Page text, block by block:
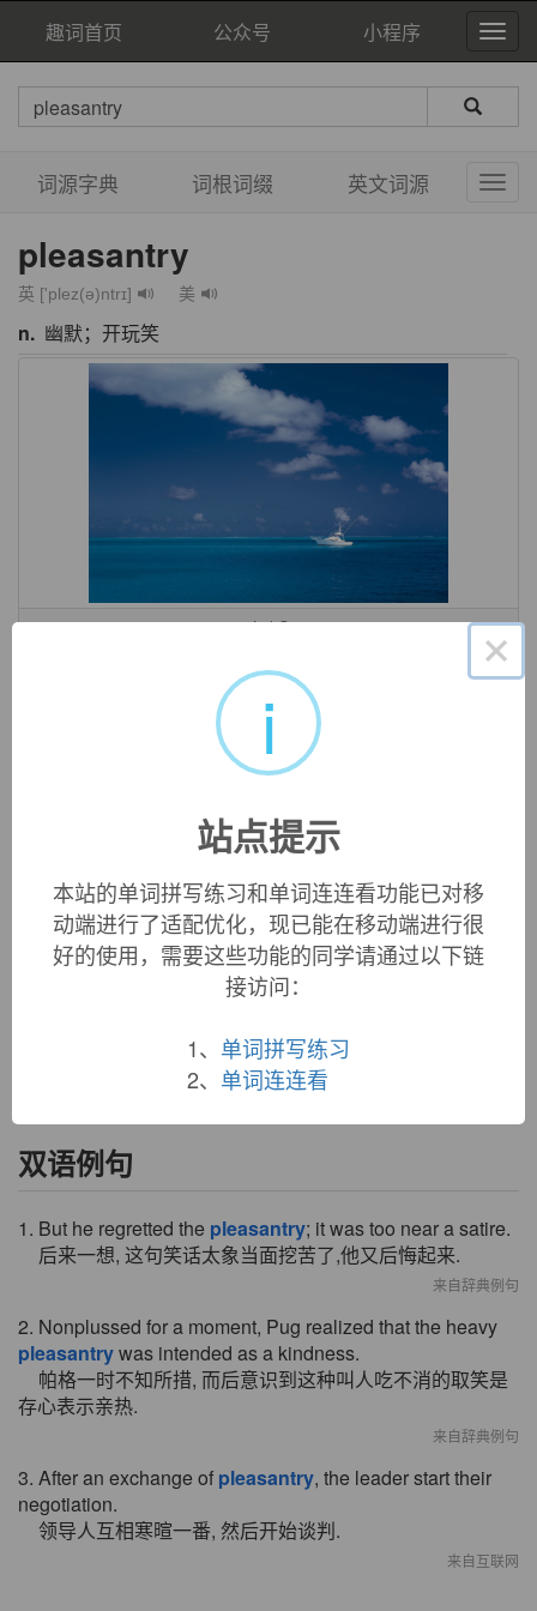
趣词首页 公众号 小程序
词源字典 词根词缀 英文词源
pleasantry
英 ['plez(ə)ntrɪ] 美
n. 幽默；开玩笑
« 1/ 3 »
客气话，客套
英文词源
pleasantry (n.)
"sprightly humor in conversation," 1650s, from French
Pleasantries.
双语例句
1. But he regretted the pleasantry; it was too near a satire.
后来一想, 这句笑话太象当面挖苦了,他又后悔起来.
来自辞典例句
2. Nonplussed for a moment, Pug realized that the heavy
pleasantrywas intended as a kindness.
帕格一时不知所措, 而后意识到这种叫人吃不消的取笑是
存心表示亲热.
来自辞典例句
3. After an exchange of pleasantry, the leader start their
negotiation.
领导人互相寒暄一番, 然后开始谈判.
来自互联网
×
i
站点提示
本站的单词拼写练习和单词连连看功能已对移
动端进行了适配优化，现已能在移动端进行很
好的使用，需要这些功能的同学请通过以下链
接访问：
1、 单词拼写练习
2、 单词连连看